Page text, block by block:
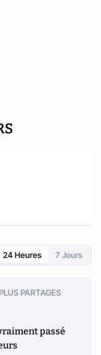
24 Heures 7 Jours
PARTAGES
passé